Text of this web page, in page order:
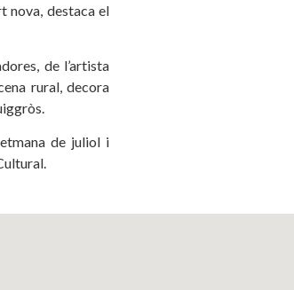
nova, destaca el
de l’artista
rural, decora
de juliol i